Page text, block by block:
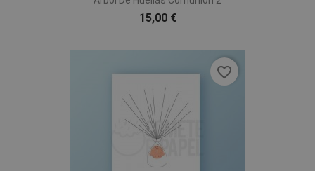
15,00 €
favorite_border